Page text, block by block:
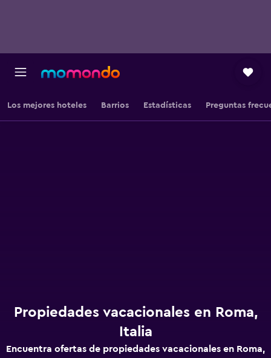
Los mejores hoteles Barrios Estadísticas Preguntas
Propiedades vacacionales en Roma,
Italia
Encuentra ofertas de propiedades vacacionales en Roma,